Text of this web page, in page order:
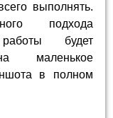
выполнять.
подхода
будет
маленькое
в полном